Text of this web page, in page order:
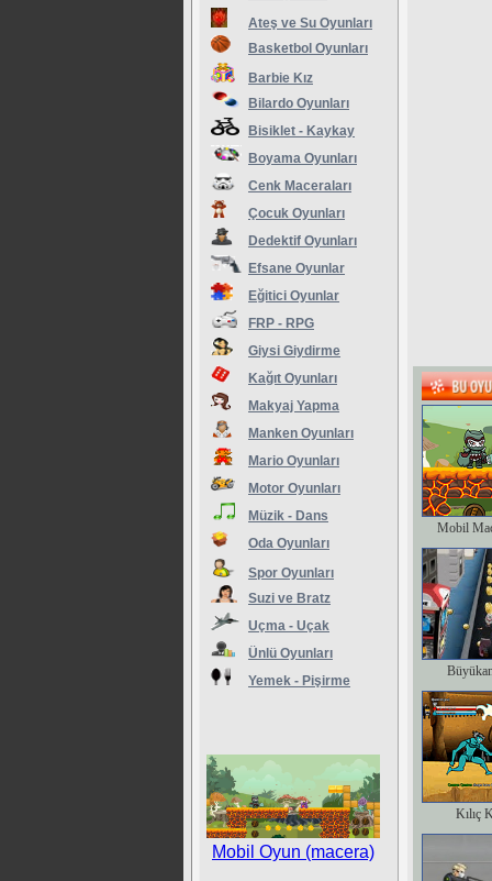
Ateş ve Su Oyunları
Basketbol Oyunları
Barbie Kız
Bilardo Oyunları
Bisiklet - Kaykay
Boyama Oyunları
Cenk Maceraları
Çocuk Oyunları
Dedektif Oyunları
Efsane Oyunlar
Eğitici Oyunlar
FRP - RPG
Giysi Giydirme
Kağıt Oyunları
Makyaj Yapma
Manken Oyunları
Mario Oyunları
Motor Oyunları
Müzik - Dans
Oda Oyunları
Spor Oyunları
Suzi ve Bratz
Uçma - Uçak
Ünlü Oyunları
Yemek - Pişirme
Mobil Oyun (macera)
Mobil
Kılıç